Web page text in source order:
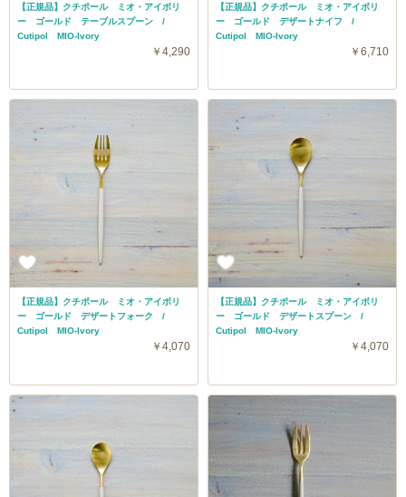
【正規品】クチポール ミオ・アイボリ
ー ゴールド テーブルスプーン /
Cutipol MIO-Ivory
￥4,290
【正規品】クチポール ミオ・アイボリ
ー ゴールド デザートナイフ /
Cutipol MIO-Ivory
￥6,710
【正規品】クチポール ミオ・アイボリ
ー ゴールド デザートフォーク /
Cutipol MIO-Ivory
￥4,070
【正規品】クチポール ミオ・アイボリ
ー ゴールド デザートスプーン /
Cutipol MIO-Ivory
￥4,070